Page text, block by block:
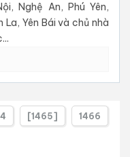
Nghệ An, Phú Yên,
La, Yên Bái và chủ nhà
[1465] 1466